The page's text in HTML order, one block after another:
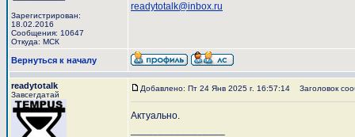
Зарегистрирован:
18.02.2016
Сообщения: 10647
Откуда: МСК
readytotalk@inbox.ru
Вернуться к началу
readytotalk
Завсегдатай
Добавлено: Пт 24 Янв 2025 г. 16:57:14 Заголовок
Актуально.